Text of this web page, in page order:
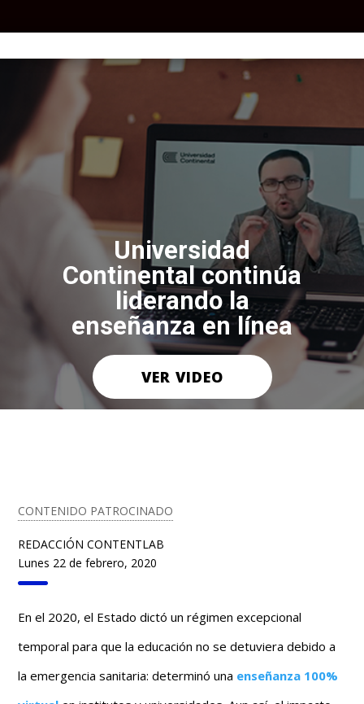
Universidad
Continental continúa
liderando la
enseñanza en línea
VER VIDEO
CONTENIDO PATROCINADO
REDACCIÓN CONTENTLAB
Lunes 22 de febrero, 2020
En el 2020, el Estado dictó un régimen excepcional
temporal para que la educación no se detuviera debido a
la emergencia sanitaria: determinó una enseñanza 100%